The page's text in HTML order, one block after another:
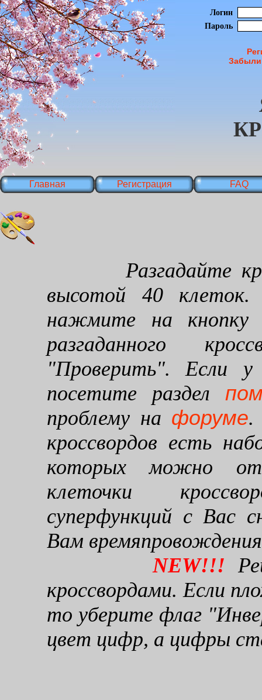
Логин
Пароль
Главная Регистрация FAQ
Разгадайте
высотой 40 клеток.
нажмите на кнопку
разгаданного
"Проверить". Если
посетите раздел
проблему на форуме.
кроссвордов есть
которых можно
клеточки
суперфункций с Вас
Вам
NEW!!!
кроссвордами. Если
то уберите флаг
цвет цифр, а цифры